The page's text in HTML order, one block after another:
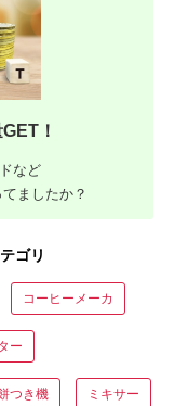
！
など
ましたか？
ゴリ
コーヒーメーカ
ー
つき機 ミキサー